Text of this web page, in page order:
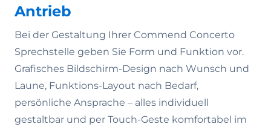
Antrieb
Bei der Gestaltung Ihrer Commend Concerto
Sprechstelle geben Sie Form und Funktion vor.
Grafisches Bildschirm-Design nach Wunsch und
Laune, Funktions-Layout nach Bedarf,
persönliche Ansprache – alles individuell
gestaltbar und per Touch-Geste komfortabel im